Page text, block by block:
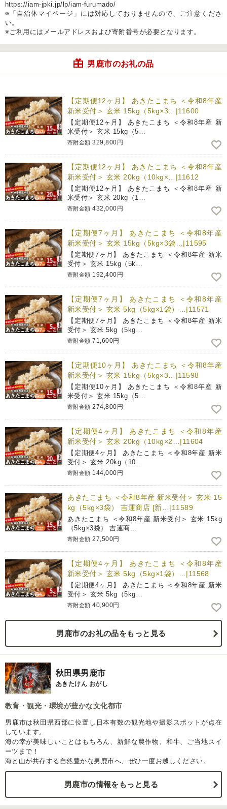
https://iam-jpki.jp/lp/iam-furumado/
※「自治体マイページ」には対応しておりませんので、ご注意くださ
い。
※ご利用にはメールアドレスおよび寄附番号が必要となります。
男鹿市のお礼の品
【定期便12ヶ月】 あきたこまち ＜令和8年産
新米受付＞ 玄米 15kg（5kg×3…|11600
【定期便12ヶ月】 あきたこまち ＜令和8年産 新
米受付＞ 玄米 15kg（5…
寄附金額 329,800円
【定期便12ヶ月】 あきたこまち ＜令和8年産
新米受付＞ 玄米 20kg（10kg×…|11612
【定期便12ヶ月】 あきたこまち ＜令和8年産 新
米受付＞ 玄米 20kg（1…
寄附金額 432,000円
【定期便7ヶ月】 あきたこまち ＜令和8年産
新米受付＞ 玄米 15kg（5kg×3袋…|11595
【定期便7ヶ月】 あきたこまち ＜令和8年産 新米
受付＞ 玄米 15kg（5k…
寄附金額 192,400円
【定期便7ヶ月】 あきたこまち ＜令和8年産
新米受付＞ 玄米 5kg（5kg×1袋）…|11571
【定期便7ヶ月】 あきたこまち ＜令和8年産 新米
受付＞ 玄米 5kg（5kg…
寄附金額 71,600円
【定期便10ヶ月】 あきたこまち ＜令和8年産
新米受付＞ 玄米 15kg（5kg×3…|11598
【定期便10ヶ月】 あきたこまち ＜令和8年産 新
米受付＞ 玄米 15kg（5…
寄附金額 274,800円
【定期便4ヶ月】 あきたこまち ＜令和8年産
新米受付＞ 玄米 20kg（10kg×2…|11604
【定期便4ヶ月】 あきたこまち ＜令和8年産 新米
受付＞ 玄米 20kg（10…
寄附金額 144,000円
あきたこまち ＜令和8年産 新米受付＞ 玄米 15
kg（5kg×3袋） 吉運商店 [新…|11589
あきたこまち ＜令和8年産 新米受付＞ 玄米 15kg
（5kg×3袋） 吉運商…
寄附金額 27,500円
【定期便4ヶ月】 あきたこまち ＜令和8年産
新米受付＞ 玄米 5kg（5kg×1袋）…|11568
【定期便4ヶ月】 あきたこまち ＜令和8年産 新米
受付＞ 玄米 5kg（5kg…
寄附金額 40,900円
男鹿市のお礼の品をもっと見る
秋田県男鹿市
あきたけん おがし
教育・観光・環境が豊かな文化都市
男鹿市は秋田県西部に位置し日本有数の観光地や撮影スポットが点在
しています。
海の幸が美味しいことはもちろん、新鮮な農作物、和牛、ご当地スイ
ーツまで！
海と山が共存する自然豊かな男鹿市へ、ぜひ一度お越しください。
男鹿市の情報をもっと見る